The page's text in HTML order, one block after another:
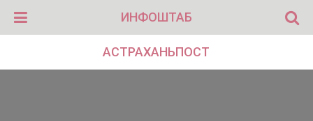
ИНФОШТАБ
АСТРАХАНЬПОСТ